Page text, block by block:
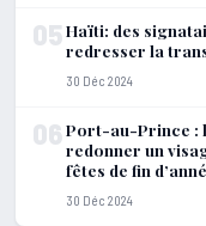
05Haïti: des
redresser la
30 Déc 2024
06Port-au-Prince :
redonner un
fêtes de fin
30 Déc 2024